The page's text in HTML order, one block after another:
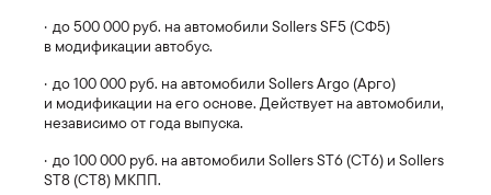
Sollers TR120/ТР120
Выбрать онлайн Узнать больше
до 500 000 руб. на автомобили Sollers SF5 (СФ5)
в модификации автобус.
до 100 000 руб. на автомобили Sollers Argo (Арго)
и модификации на его основе. Действует на автомобили,
независимо от года выпуска.
до 100 000 руб. на автомобили Sollers ST6 (СТ6) и Sollers
ST8 (СТ8) МКПП.